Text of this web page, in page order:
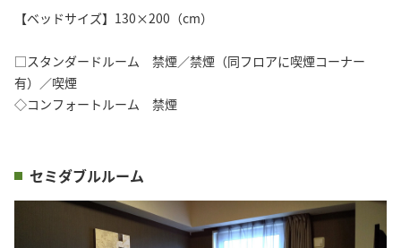
【ベッドサイズ】130×200（cm）
□スタンダードルーム 禁煙／禁煙（同フロアに喫煙コーナー
有）／喫煙
◇コンフォートルーム 禁煙
セミダブルルーム